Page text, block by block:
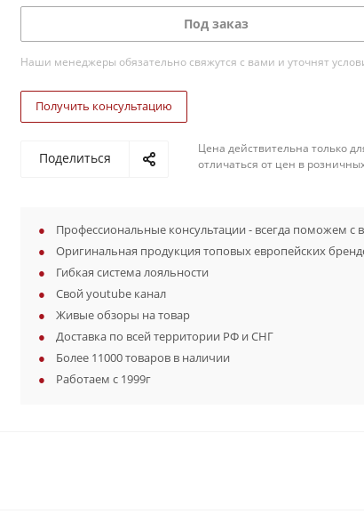
Под заказ
Наши менеджеры обязательно свяжутся с вами и уточнят
Получить консультацию
Поделиться
Цена действительна только
отличаться от цен в
Профессиональные консультации - всегда поможем с
Оригинальная продукция топовых европейских
Гибкая система лояльности
Свой youtube канал
Живые обзоры на товар
Доставка по всей территории РФ и СНГ
Более 11000 товаров в наличии
Работаем с 1999г